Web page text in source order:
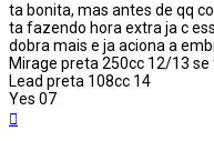
ta bonita, mas antes de qq
ta fazendo hora extra ja c
dobra mais e ja aciona a
Mirage preta 250cc 12/13 se
Lead preta 108cc 14
Yes 07